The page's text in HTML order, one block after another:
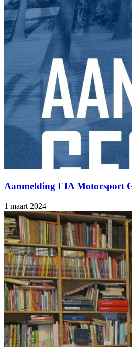
Aanmelding FIA Motorsport
1 maart 2024